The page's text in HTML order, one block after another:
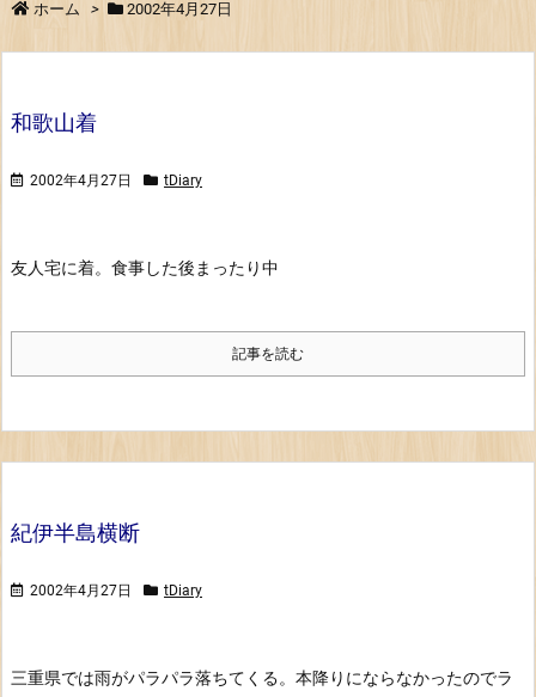
ホーム > 2002年4月27日
和歌山着
2002年4月27日 tDiary
友人宅に着。 食事した後まったり中
記事を読む
紀伊半島横断
2002年4月27日 tDiary
三重県では雨がパラパラ落ちてくる。 本降りにならなかったのでラ